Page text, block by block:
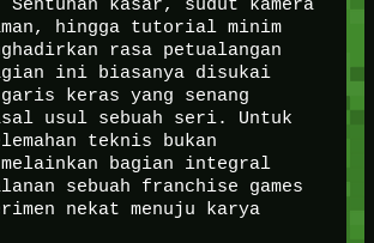
Sentuhan kasar, sudut kamera
hingga tutorial minim
rasa petualangan
ini biasanya disukai
garis keras yang senang
asal usul sebuah seri. Untuk
teknis bukan
melainkan bagian integral
sebuah franchise games
nekat menuju karya